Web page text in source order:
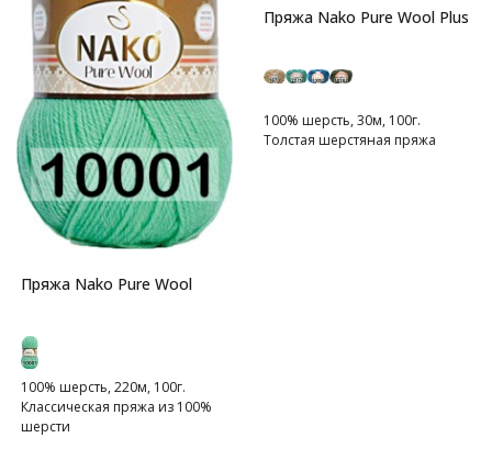
Пряжа Nako Pure Wool
100% шерсть, 220м, 100г.
Классическая пряжа из 100%
шерсти
Пряжа Nako Pure Wool Plus
100% шерсть, 30м, 100г.
Толстая шерстяная пряжа